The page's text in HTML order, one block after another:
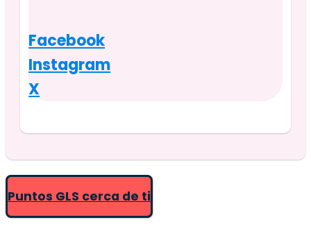
Facebook
Instagram
X
Puntos GLS cerca de ti